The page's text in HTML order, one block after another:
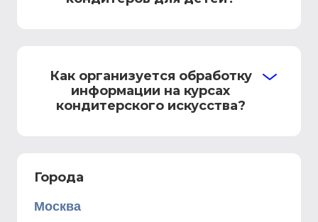
Как организуется обработку
информации на курсах
кондитерского искусства?
Города
Москва